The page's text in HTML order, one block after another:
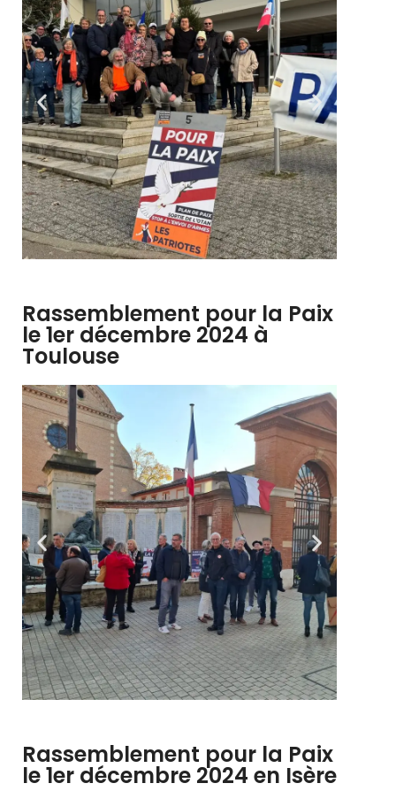
Rassemblement pour la Paix
le 1er décembre 2024 à
Toulouse
Rassemblement pour la Paix
le 1er décembre 2024 en Isère